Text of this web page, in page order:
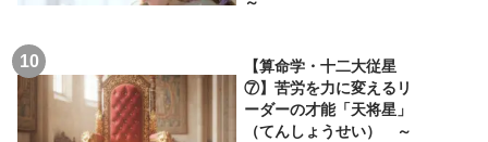
【算命学・十二大従星
⑦】苦労を力に変えるリ
ーダーの才能「天将星」
（てんしょうせい） ～